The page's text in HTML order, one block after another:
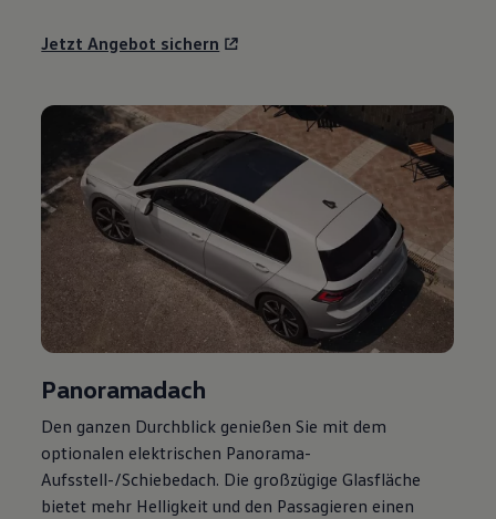
Digitale Betriebsanleitung
Lifestyle
Transport
Familie
Elektromobilität
Volkswagen R
Pannen- und Unfallhilfe
Volkswagen Kundenbetreuung
Jetzt Angebot sichern
Panoramadach
Den ganzen Durchblick genießen Sie mit dem
optionalen elektrischen Panorama-
Aufsstell-/Schiebedach. Die großzügige Glasfläche
bietet mehr Helligkeit und den Passagieren einen